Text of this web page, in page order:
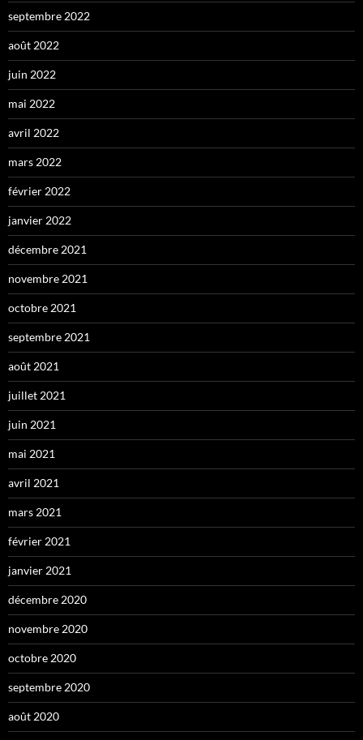
septembre 2022
août 2022
juin 2022
mai 2022
avril 2022
mars 2022
février 2022
janvier 2022
décembre 2021
novembre 2021
octobre 2021
septembre 2021
août 2021
juillet 2021
juin 2021
mai 2021
avril 2021
mars 2021
février 2021
janvier 2021
décembre 2020
novembre 2020
octobre 2020
septembre 2020
août 2020